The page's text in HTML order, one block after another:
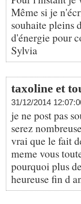
Même si je
souhaite pleins
d'énergie pour
Sylvia
taxoline et
31/12/2014
je ne post pas
serez
vrai que le fait
meme vous
pourquoi plus
heureuse fin d